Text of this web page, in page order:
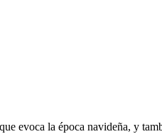
evoca la época navideña, y